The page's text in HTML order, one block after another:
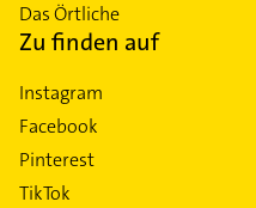
Das Örtliche
Zu finden auf
Instagram
Facebook
Pinterest
TikTok